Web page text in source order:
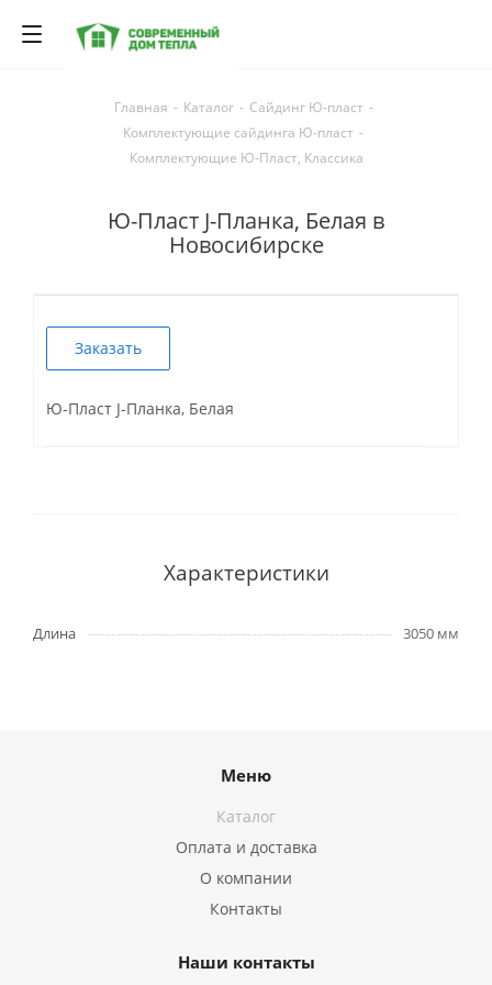
Главная - Каталог - Сайдинг Ю-пласт -
Комплектующие сайдинга Ю-пласт -
Комплектующие Ю-Пласт, Классика
Ю-Пласт J-Планка, Белая в
Новосибирске
Заказать
Ю-Пласт J-Планка, Белая
Характеристики
Длина 3050 мм
Меню
Каталог
Оплата и доставка
О компании
Контакты
Наши контакты